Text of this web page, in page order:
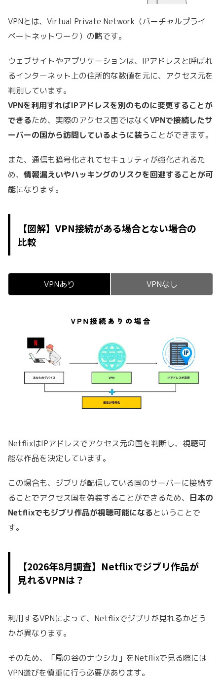
VPNとは、Virtual Private Network（バーチャルプライ
ベートネットワーク）の略です。
ウェブサイトやアプリケーションは、IPアドレスと呼ばれ
るインターネット上の住所的な数値を元に、アクセス元を
判別しています。
VPNを利用すればIPアドレスを別のものに変更することが
できるため、 実際のアクセス国ではなくVPNで接続したサ
ーバーの国から訪問しているように装うことができます。
また、通信も暗号化されてセキュリティが強化されるた
め、 情報漏えいやハッキングのリスクを回避することが可
能になります。
【図解】VPN接続がある場合とない場合の
比較
VPNあり VPNなし
NetflixはIPアドレスでアクセス元の国を判断し、視聴可
能な作品を決定しています。
この場合も、ジブリが配信している国のサーバーに接続す
ることでアクセス国を偽装することができるため、 日本の
Netflixでもジブリ作品が視聴可能になるということで
す。
【2026年8月調査】Netflixでジブリ作品が
見れるVPNは？
利用するVPNによって、Netflixでジブリが見れるかどう
かが異なります。
そのため、「風の谷のナウシカ」をNetflixで見る際には
VPN選びを慎重に行う必要があります。